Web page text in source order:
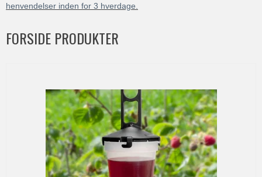
henvendelser inden for 3 hverdage.
FORSIDE PRODUKTER